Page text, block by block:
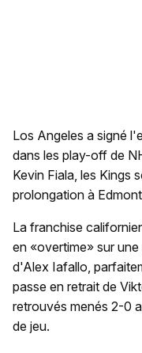
Los Angeles a signé
dans les play-off de
Kevin Fiala, les Kings
prolongation à
La franchise
en «overtime» sur
d'Alex Iafallo,
passe en retrait de
retrouvés menés 2-0
de jeu.